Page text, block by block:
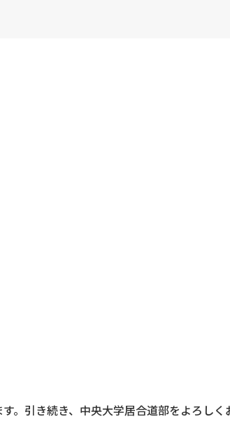
引き続き、中央大学居合道部をよろしく